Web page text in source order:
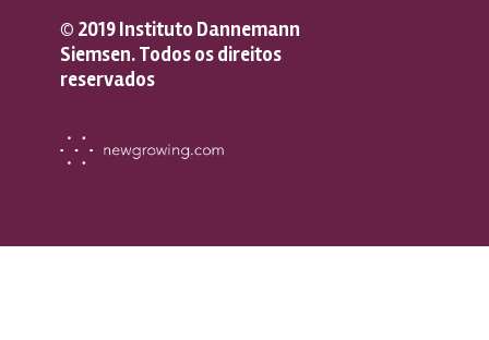
© 2019 Instituto Dannemann
Siemsen. Todos os direitos
reservados